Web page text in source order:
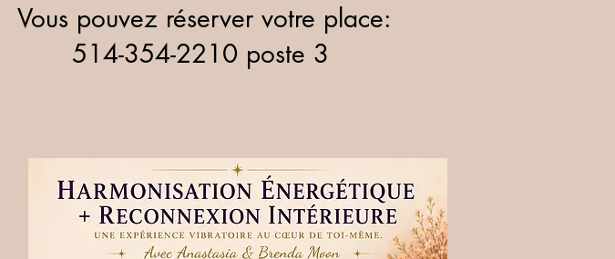
Vous pouvez réserver votre place:
514-354-2210 poste 3